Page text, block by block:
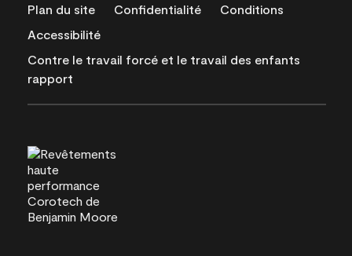
Plan du site Confidentialité
Conditions
Accessibilité
Contre le travail forcé et le travail des enfants
rapport